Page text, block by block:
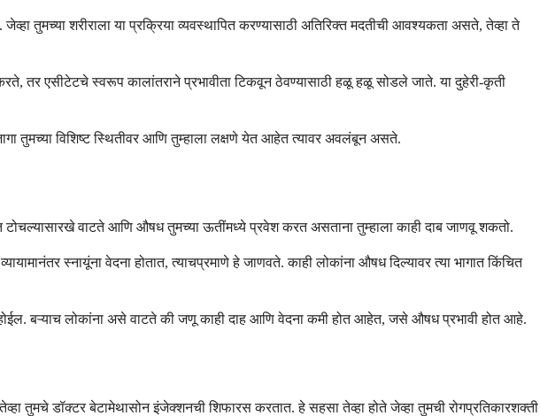
तुमच्या शरीराला या प्रक्रिया व्यवस्थापित करण्यासाठी अतिरिक्त मदतीची आवश्यकता असते, तेव्हा ते
तर एसीटेटचे स्वरूप कालांतराने प्रभावीता टिकवून ठेवण्यासाठी हळू हळू सोडले जाते. या दुहेरी-कृती
तुमच्या विशिष्ट स्थितीवर आणि तुम्हाला लक्षणे येत आहेत त्यावर अवलंबून असते.
वाटते आणि औषध तुमच्या ऊतींमध्ये प्रवेश करत असताना तुम्हाला काही दाब जाणवू शकतो.
स्नायूंना वेदना होतात, त्याचप्रमाणे हे जाणवते. काही लोकांना औषध दिल्यावर त्या भागात किंचित
होईल. बऱ्याच लोकांना असे वाटते की जणू काही दाह आणि वेदना कमी होत आहेत, जसे औषध प्रभावी होत आहे.
तुमचे डॉक्टर बेटामेथासोन इंजेक्शनची शिफारस करतात. हे सहसा तेव्हा होते जेव्हा तुमची रोगप्रतिकारशक्ती